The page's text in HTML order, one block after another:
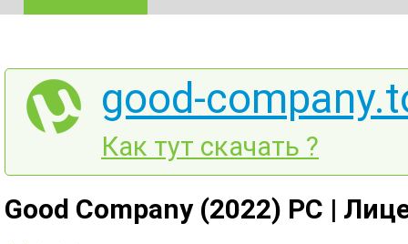
good-
Как тут скачать ?
Good Company (2022) PC |